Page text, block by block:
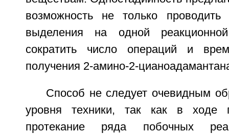
возможность не только
выделения на одной
сократить число операций и
получения 2-амино-2-
Способ не следует очевидным
уровня техники, так как в ходе
протекание ряда побочных